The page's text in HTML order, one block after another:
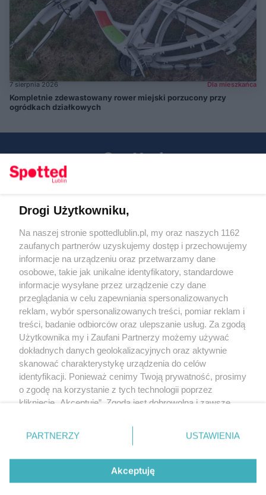
7 sierpnia 2026 Dla mieszkańca
Kompletnie zdewastowany rower miejski porzucony przy
ogródkach działkowych
KATEGORIE
OGŁOSZENIA
WYDARZENIA
NA SKRÓTY
Regulamin
Polityka prywatności
RODO
Warunki korzystania z treści
Drogi Użytkowniku,
Na naszej stronie spottedlublin.pl, my oraz naszych 1162
zaufanych partnerów uzyskujemy dostęp i przechowujemy
informacje na urządzeniu oraz przetwarzamy dane
osobowe, takie jak unikalne identyfikatory, standardowe
informacje wysyłane przez urządzenie czy dane
przeglądania w celu zapewniania spersonalizowanych
reklam, wybór spersonalizowanych treści, pomiar reklam i
treści, badanie odbiorców oraz ulepszanie usług. Za zgodą
Użytkownika my i Zaufani Partnerzy możemy używać
dokładnych danych geolokalizacyjnych oraz aktywnie
skanować charakterystykę urządzenia do celów
identyfikacji. Ponieważ cenimy Twoją prywatność, prosimy
o zgodę na korzystanie z tych technologii poprzez
kliknięcie „Akceptuję”. Zgoda jest dobrowolna i zawsze
prywatności znajdujący się w lewym dolnym rogu strony
. Niektóre rodzaje przetwarzania danych nie wymagają
zgody użytkownika, ale masz prawo sprzeciwić się
takiemu przetwarzaniu. Preferencje będą miały
zastosowania tylko na tej witrynie.
PARTNERZY USTAWIENIA
Akceptuję